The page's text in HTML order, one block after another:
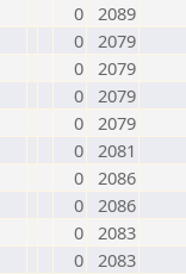
0 2089
0 2079
0 2079
0 2079
0 2079
0 2081
0 2086
0 2086
0 2083
0 2083